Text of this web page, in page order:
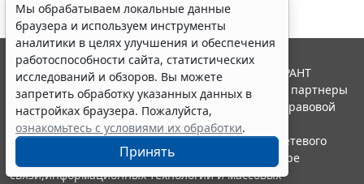
Мы обрабатываем локальные данные
браузера и используем инструменты
аналитики в целях улучшения и обеспечения
работоспособности сайта, статистических
исследований и обзоров. Вы можете
запретить обработку указанных данных в
настройках браузера. Пожалуйста,
ознакомьтесь с условиями их обработки.
Принять
© ООО "НПП "ГАРАНТ-СЕРВИС", 2026. Система ГАРАНТ
выпускается с 1990 года. Компания "Гарант" и ее партнеры
являются участниками Российской ассоциации правовой
информации ГАРАНТ.
Портал ГАРАНТ.РУ зарегистрирован в качестве сетевого
издания Федеральной службой по надзору в сфере
связи,информационных технологий и массовых